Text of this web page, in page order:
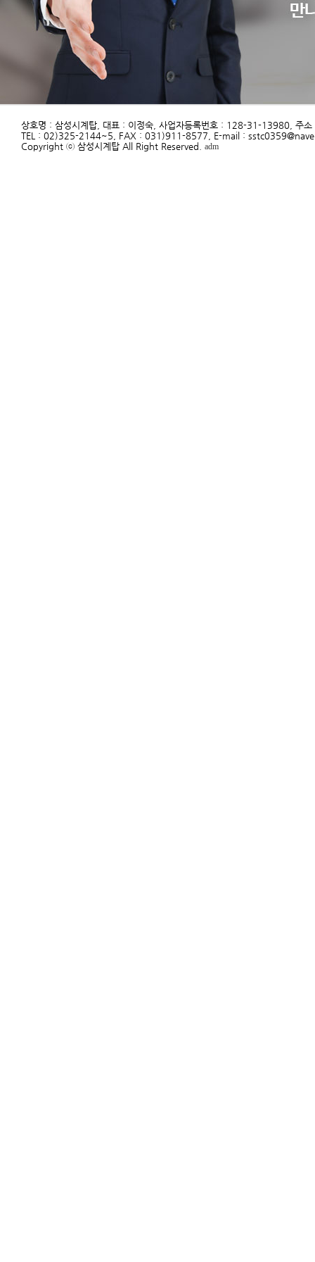
상호명 : 삼성시계탑, 대표 : 이정숙, 사업자등록번호 : 128-31-13980, 주
TEL : 02)325-2144~5, FAX : 031)911-8577, E-mail :
Copyright ⓒ 삼성시계탑 All Right Reserved. adm